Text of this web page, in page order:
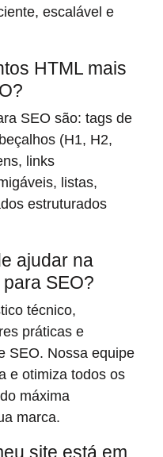
escalável e
HTML mais
SEO são: tags de
(H1, H2,
links
listas,
estruturados
ajudar na
SEO?
técnico,
práticas e
SEO. Nossa equipe
e otimiza todos os
máxima
marca.
site está em